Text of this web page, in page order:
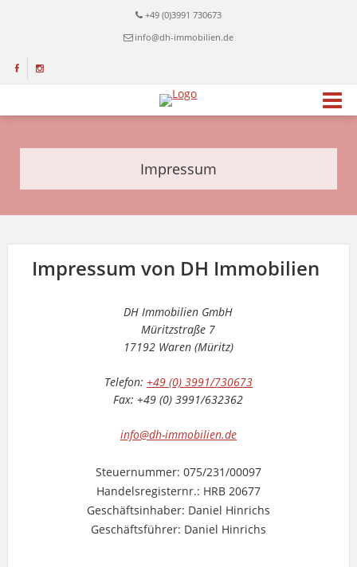
+49 (0)3991 730673
info@dh-immobilien.de
Impressum
Impressum von DH Immobilien
DH Immobilien GmbH
Müritzstraße 7
17192 Waren (Müritz)
Telefon: +49 (0) 3991/730673
Fax: +49 (0) 3991/632362
info@dh-immobilien.de
Steuernummer: 075/231/00097
Handelsregisternr.: HRB 20677
Geschäftsinhaber: Daniel Hinrichs
Geschäftsführer: Daniel Hinrichs